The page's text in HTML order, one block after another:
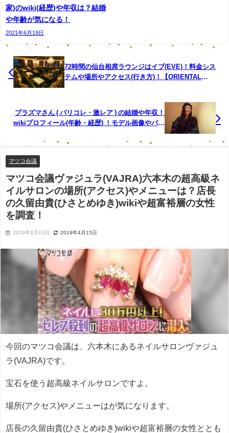
家)のwiki(経歴)や年収は？結婚
や年齢が気になる！
2021年6月19日
72時間の仙台相席ラウンジはイブ(EVE)！料金シス
テムや場所やアクセス(行き方)！【ORIENTAL
プラズマさん ( パリコレ・激レア ) の結婚や年収！
wikiプロフィール(年齢・経歴) ！モデル画像やバレ
は？
マツコ会議
マツコ会議ヴァジュラ(VAJRA)六本木の超高級ネ
イルサロンの場所(アクセス)やメニューは？店長
の久留由貴(ひさとめゆき)wikiや超富裕層の女性
を調査！
2019年4月13日 2019年4月15日
今回のマツコ会議は、六本木にあるネイルサロンヴァジュ
ラ(VAJRA)です。
宝石を使う超高級ネイルサロンですよ。
場所(アクセス)やメニューはが気になります。
店長の久留由貴(ひさとめゆき)wikiや超富裕層の女性ととも